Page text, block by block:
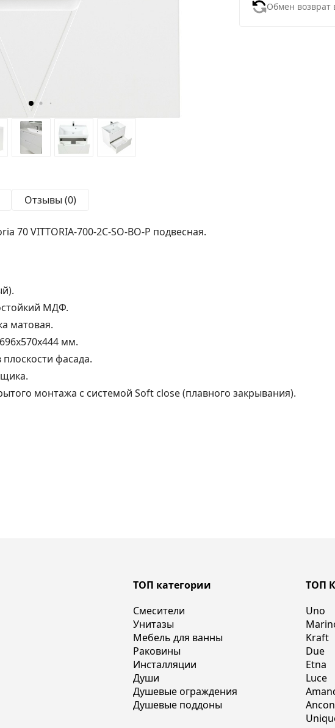
Обмен возврат
Отзывы (0)
70 VITTORIA-700-2C-SO-BO-P подвесная.
МДФ.
матовая.
мм.
фасада.
монтажа с системой Soft close (плавного закрывания).
ТОП категории
Смесители
Унитазы
Мебель для ванны
Раковины
Инсталляции
Души
Душевые ограждения
Душевые поддоны
ТОП
Uno
Kraft
Due
Etna
Luce